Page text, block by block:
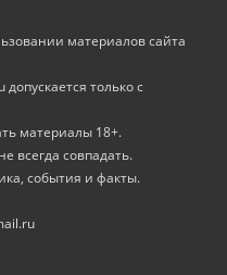
материалов сайта
только с
материалы 18+.
всегда совпадать.
события и факты.